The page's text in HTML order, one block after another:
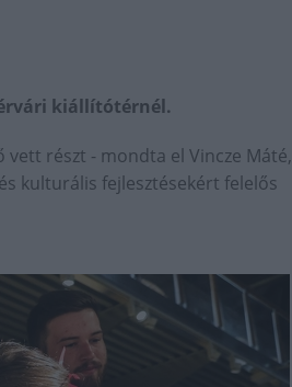
kiállítótérnél.
részt - mondta el Vincze Máté,
kulturális fejlesztésekért felelős